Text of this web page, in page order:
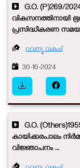
G.O. (P)269/
വികസനത്തിനായി
പ്രസിദ്ധീകരണ
റവന്യൂ വകുപ്പ്
30-10-2024
G.O.
കായിക്കരപാലം
വിജ്ഞാപനം ...